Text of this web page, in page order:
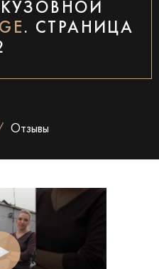
. СТРАНИЦА
Отзывы